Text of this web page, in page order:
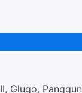
Glugo,